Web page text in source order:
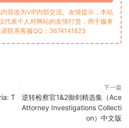
容改为VIP内部交流。友情提示，本站
代表个人对网站的友情打赏，用于服务
联系客服QQ：3674141823
T
下一篇
逆转检察官1&2御剑精选集（Ace
Attorney Investigations Collecti
on）中文版